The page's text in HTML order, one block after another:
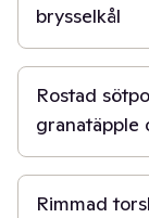
brysselkål
40 min
Rostad
granatäpple
1 t
Rimmad